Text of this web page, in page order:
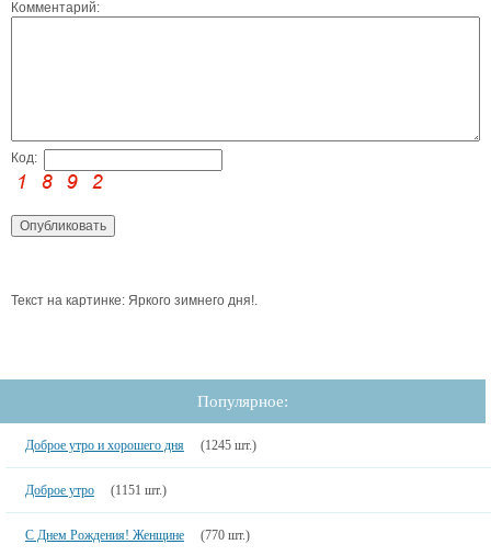
Комментарий:
Код:
Текст на картинке: Яркого зимнего дня!.
Популярное:
Доброе утро и хорошего дня (1245 шт.)
Доброе утро (1151 шт.)
С Днем Рождения! Женщине (770 шт.)